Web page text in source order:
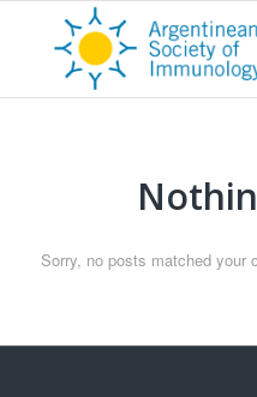
Sorry, no posts matched your